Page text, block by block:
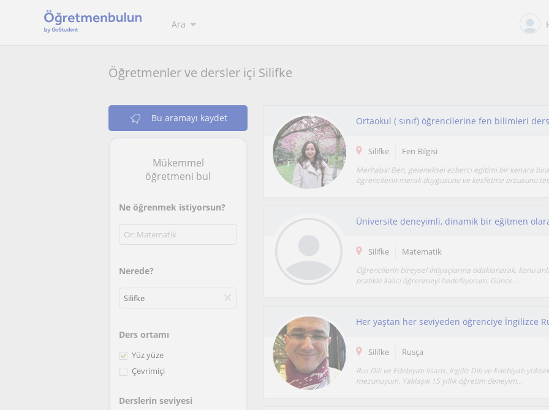
Ara
Öğretmenler ve dersler içi Silifke
Bu aramayı kaydet
Mükemmel
öğretmeni bul
Ne öğrenmek istiyorsun?
Nerede?
Ders ortamı
Yüz yüze
Çevrimiçi
Derslerin seviyesi
Ortaokul ( sınıf) öğrencilerine fen bilimleri
Silifke Fen Bilgisi
Merhaba! Ben, geleneksel ezberci egitimi bir kenara
ögrencilerin merak duygusunu ve kesfetme arzusunu
Silifke Matematik
Öğrencilerin bireysel ihtiyaçlarına odaklanarak, konu
pratikle kalıcı öğrenmeyi hedefliyorum. Günce...
Her yaştan her seviyeden öğrenciye İngilizce
Silifke Rusça
Rus Dili ve Edebiyatı lisans, İngiliz Dili ve Edebiyatı
mezunuyum. Yaklaşık 15 yıllık öğretim deneyim...